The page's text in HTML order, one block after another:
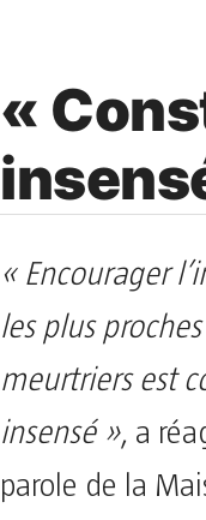
«
« Encourager
les plus
meurtriers est
insensé », a
parole de la